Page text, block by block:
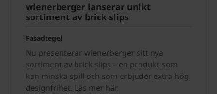
wienerberger lanserar unikt
sortiment av brick slips
Fasadtegel
Nu presenterar wienerberger sitt nya
sortiment av brick slips – en produkt som
kan minska spill och som erbjuder extra hög
designfrihet. Läs mer här.